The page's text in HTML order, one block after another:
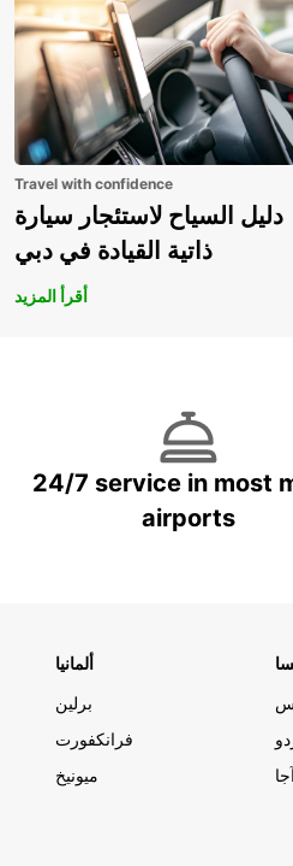
Travel with confidence
دليل السياح لاستئجار سيارة
ذاتية القيادة في دبي
أقرأ المزيد
24/7 service in most
airports
ألمانيا
برلين
فرانكفورت
ميونيخ